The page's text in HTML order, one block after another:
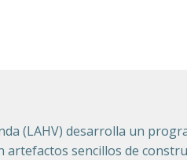
(LAHV) desarrolla un
artefactos sencillos de